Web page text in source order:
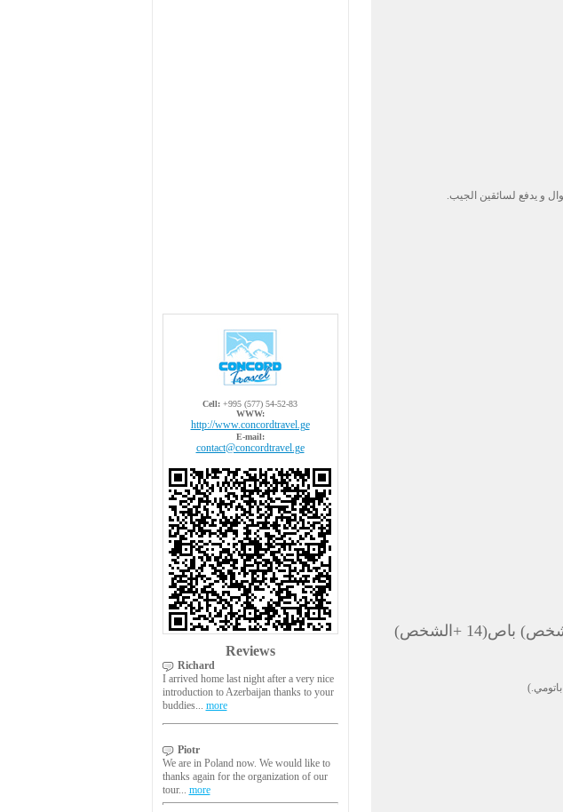
Cell: +995 (577) 54-52-83
WWW:
http://www.concordtravel.ge
E-mail:
contact@concordtravel.ge
Reviews
Richard
I arrived home last night after a very nice
introduction to Azerbaijan thanks to your
buddies... more
Piotr
We are in Poland now. We would like to
thanks again for the organization of our
tour... more
نفل (السيارات(1-2 الشخص) مني فان (3-5 الشخص) مني باص(6-14 الشخص) باص(14 +الشخص)